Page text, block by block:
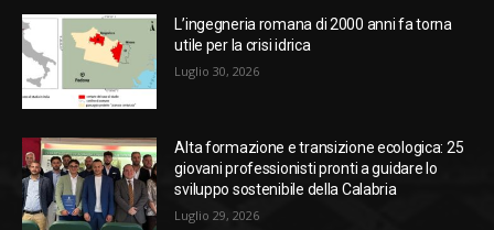
L’ingegneria romana di 2000 anni fa torna
utile per la crisi idrica
Luglio 30, 2026
Alta formazione e transizione ecologica: 25
giovani professionisti pronti a guidare lo
sviluppo sostenibile della Calabria
Luglio 29, 2026